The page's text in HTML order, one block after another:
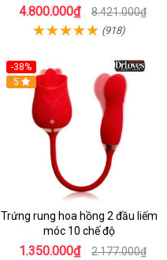
4.800.000₫ 8.421.000₫
(918)
-38%
Hot
5
Trứng rung hoa hồng 2 đầu liếm
móc 10 chế độ
1.350.000₫ 2.177.000₫